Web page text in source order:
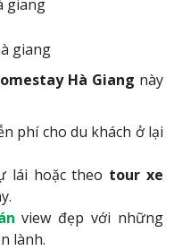
Hà Giang này
phí cho du khách ở lại
lái hoặc theo tour xe
view đẹp với những
lành.